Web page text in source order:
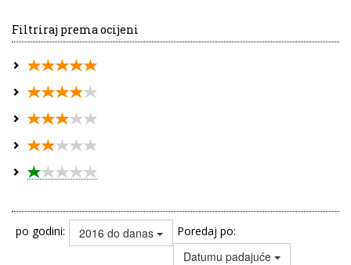
Filtriraj prema ocijeni
po godini: 2016 do danas Poredaj po:
Datumu padajuće